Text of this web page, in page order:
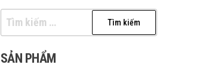
Tìm
kiếm
cho:
SẢN PHẨM